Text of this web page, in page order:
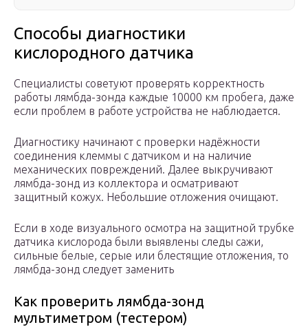
Способы диагностики
кислородного датчика
Специалисты советуют проверять корректность
работы лямбда-зонда каждые 10000 км пробега, даже
если проблем в работе устройства не наблюдается.
Диагностику начинают с проверки надёжности
соединения клеммы с датчиком и на наличие
механических повреждений. Далее выкручивают
лямбда-зонд из коллектора и осматривают
защитный кожух. Небольшие отложения очищают.
Если в ходе визуального осмотра на защитной трубке
датчика кислорода были выявлены следы сажи,
сильные белые, серые или блестящие отложения, то
лямбда-зонд следует заменить
Как проверить лямбда-зонд
мультиметром (тестером)